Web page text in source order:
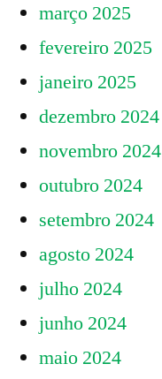
março 2025
fevereiro 2025
janeiro 2025
dezembro 2024
novembro 2024
outubro 2024
setembro 2024
agosto 2024
julho 2024
junho 2024
maio 2024